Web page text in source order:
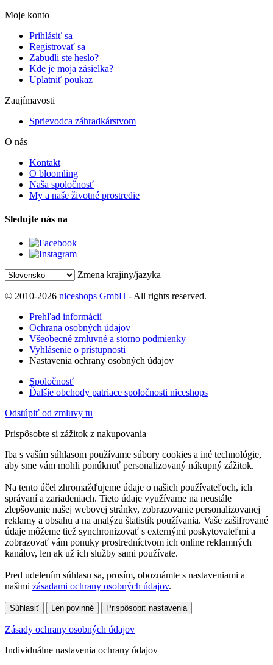
Moje konto
Prihlásiť sa
Registrovať sa
Zabudli ste heslo?
Kde je moja zásielka?
Uplatniť poukaz
Zaujímavosti
Sprievodca záhradkárstvom
O nás
Kontakt
O bloomling
Naša spoločnosť
My a naše životné prostredie
Sledujte nás na
Zmena krajiny/jazyka
© 2010-2026 niceshops GmbH - All rights reserved.
Prehľad informácií
Ochrana osobných údajov
Všeobecné zmluvné a storno podmienky
Vyhlásenie o prístupnosti
Nastavenia ochrany osobných údajov
Spoločnosť
Ďalšie obchody patriace spoločnosti niceshops
Odstúpiť od zmluvy tu
Prispôsobte si zážitok z nakupovania
Iba s vaším súhlasom používame súbory cookies a iné technológie,
aby sme vám mohli ponúknuť personalizovaný nákupný zážitok.
Na tento účel zhromažďujeme údaje o našich používateľoch, ich
správaní a zariadeniach. Tieto údaje využívame na neustále
zlepšovanie našej webovej stránky, zobrazovanie personalizovanej
reklamy a obsahu a na analýzu štatistík používania. Vaše zašifrované
údaje môžeme tiež synchronizovať s externými poskytovateľmi a
zobrazovať vám ponuky prostredníctvom ich online reklamných
kanálov, len ak už ich služby sami používate.
Pred udelením súhlasu sa, prosím, oboznámte s nastaveniami a
našimi zásadami ochrany osobných údajov.
Súhlasiť Len povinné Prispôsobiť nastavenia
Zásady ochrany osobných údajov
Individuálne nastavenia ochrany údajov